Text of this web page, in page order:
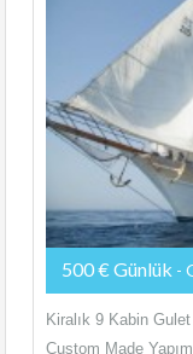
500 € Günlük -
Kiralık 9 Kabin
Custom Made